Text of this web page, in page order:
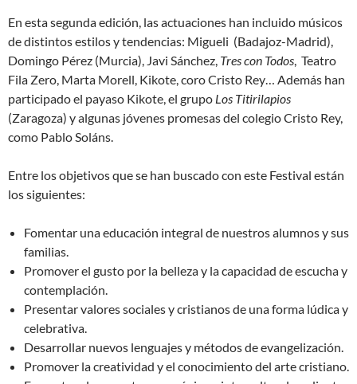
En esta segunda edición, las actuaciones han incluido músicos
de distintos estilos y tendencias: Migueli (Badajoz-Madrid),
Domingo Pérez (Murcia), Javi Sánchez, Tres con Todos , Teatro
Fila Zero, Marta Morell, Kikote, coro Cristo Rey… Además han
participado el payaso Kikote, el grupo Los Titirilapios
(Zaragoza) y algunas jóvenes promesas del colegio Cristo Rey,
como Pablo Soláns.
Entre los objetivos que se han buscado con este Festival están
los siguientes:
Fomentar una educación integral de nuestros alumnos y sus
familias.
Promover el gusto por la belleza y la capacidad de escucha y
contemplación.
Presentar valores sociales y cristianos de una forma lúdica y
celebrativa.
Desarrollar nuevos lenguajes y métodos de evangelización.
Promover la creatividad y el conocimiento del arte cristiano.